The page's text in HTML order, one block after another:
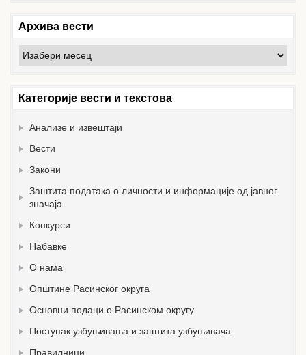
Архива вести
Архива
вести
Категорије вести и текстова
Анализе и извештаји
Вести
Закони
Заштита података о личности и информације од јавног
значаја
Конкурси
Набавке
О нама
Општине Расинског округа
Основни подаци о Расинском округу
Поступак узбуњивања и заштита узбуњивача
Правилници